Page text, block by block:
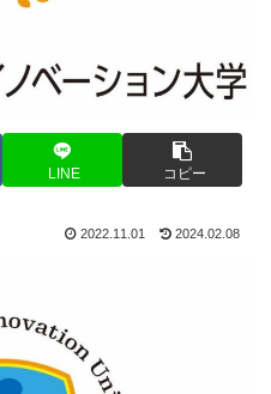
LINE コピー
2022.11.01 2024.02.08